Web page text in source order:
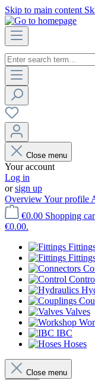
Skip to main content
Close menu
Your account
Log in
orsign up
OverviewYour profile
€0.00 Shopping
€0.00.
Valves
IBC
Hoses
Close menu